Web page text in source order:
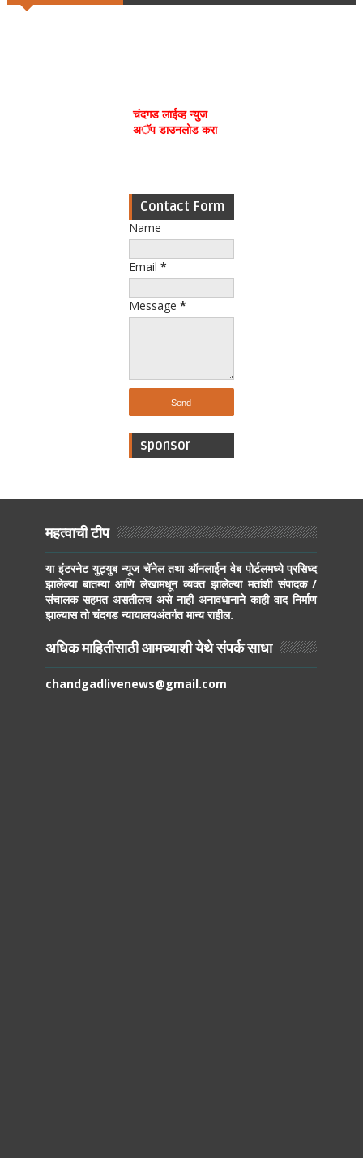
चंदगड लाईव्ह न्युज
अॅप डाउनलोड करा
Contact Form
Name
Email *
Message *
sponsor
महत्वाची टीप
या इंटरनेट युट्युब न्यूज चॅनेल तथा ऑनलाईन वेब पोर्टलमध्ये प्रसिध्द
झालेल्या बातम्या आणि लेखामधून व्यक्त झालेल्या मतांशी संपादक /
संचालक सहमत असतीलच असे नाही अनावधानाने काही वाद निर्माण
झाल्यास तो चंदगड न्यायालयअंतर्गत मान्य राहील.
अधिक माहितीसाठी आमच्याशी येथे संपर्क साधा
chandgadlivenews@gmail.com